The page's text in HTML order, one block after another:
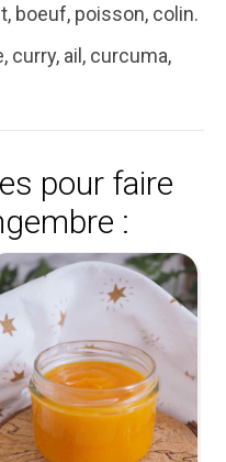
boeuf, poisson, colin.
curry, ail, curcuma,
pour faire
: